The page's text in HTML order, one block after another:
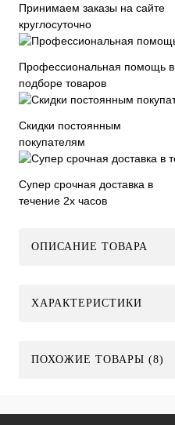
Принимаем заказы на сайте
круглосуточно
Профессиональная помощь в
подборе товаров
Скидки постоянным
покупателям
Супер срочная доставка в
течение 2х часов
ОПИСАНИЕ ТОВАРА
ХАРАКТЕРИСТИКИ
ПОХОЖИЕ ТОВАРЫ (8)